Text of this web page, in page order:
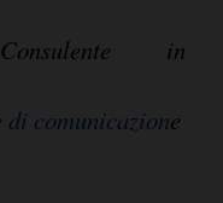
in
di comunicazione